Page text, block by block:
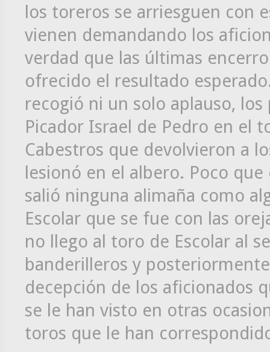
los toreros se arriesguen con
vienen demandando los
verdad que las últimas
ofrecido el resultado
recogió ni un solo aplauso,
Picador Israel de Pedro en el
Cabestros que devolvieron a
lesionó en el albero. Poco
salió ninguna alimaña como
Escolar que se fue con las
no llego al toro de Escolar al
banderilleros y
decepción de los aficionados
se le han visto en otras
toros que le han